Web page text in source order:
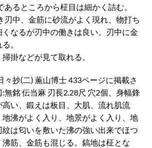
あるところから柾目は細かく詰む。
刃中、金筋に砂流がよく現れ、物打ち
なるが刃中の働きは良い。刃中に金
。
掛などが見て取れる。
々抄(二) 薫山博士 433ページに掲載さ
無銘 伝当麻 刃長2.28尺 穴2個、身幅鋒
い、鍛えは板目、大肌、流れ肌流
沸がよく入り、地景がよく入り、地
は匂いを敷いた沸の強い出来でほつ
筋、金筋も混じる。鎬地は柾とな